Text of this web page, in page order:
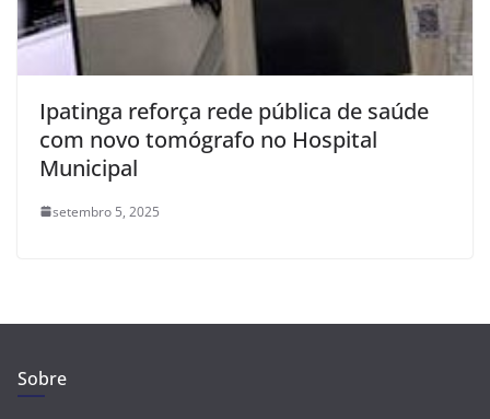
Ipatinga reforça rede pública de saúde
com novo tomógrafo no Hospital
Municipal
setembro 5, 2025
Sobre